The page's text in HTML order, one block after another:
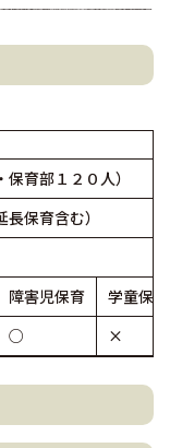
育部１２０人）
保育含む）
障害児保育
学童保育
○
×